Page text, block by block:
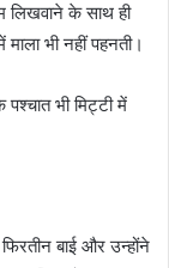
लिखवाने के साथ ही
भी नहीं पहनती।
पश्चात भी मिट्टी में
बाई और उन्होंने